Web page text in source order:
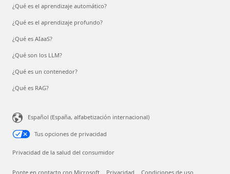
¿Qué es el aprendizaje automático?
¿Qué es el aprendizaje profundo?
¿Qué es AIaaS?
¿Qué son los LLM?
¿Qué es un contenedor?
¿Qué es RAG?
Español (España, alfabetización internacional)
Tus opciones de privacidad
Privacidad de la salud del consumidor
Ponte en contacto con Microsoft Privacidad Condiciones de uso